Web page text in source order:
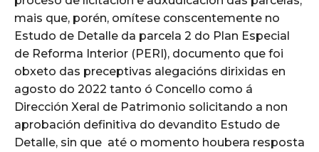
mais que, porén, omítese conscentemente no
Estudo de Detalle da parcela 2 do Plan Especial
de Reforma Interior (PERI), documento que foi
obxeto das preceptivas alegacións dirixidas en
agosto do 2022 tanto ó Concello como á
Dirección Xeral de Patrimonio solicitando a non
aprobación definitiva do devandito Estudo de
Detalle, sin que até o momento houbera resposta